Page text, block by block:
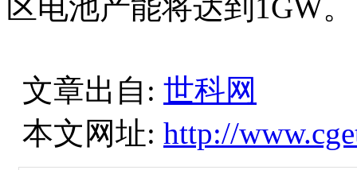
区电池产能将达到1GW
文章出自: 世科网
本文网址: http://